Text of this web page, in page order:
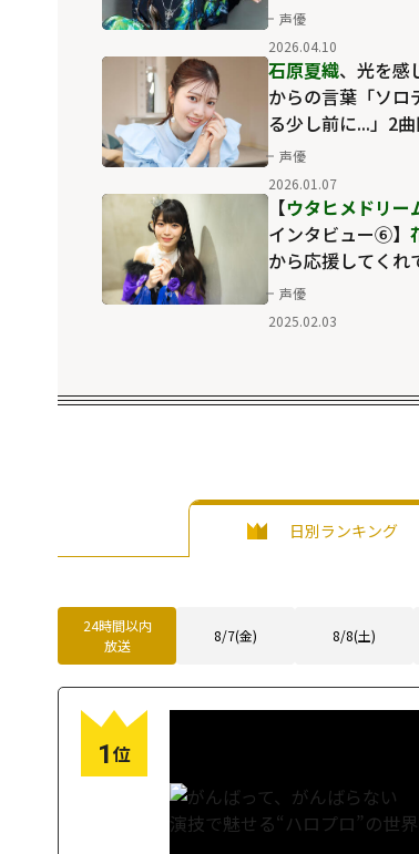
声優
2026.04.10
石原夏織、光を感
からの言葉「ソロ
る少し前に...」2
スインタビュー
声優
2026.01.07
【ウタヒメドリー
インタビュー⑥】
から応援してくれ
と一緒に大きくな
だということを証
声優
2025.02.03
日別ランキング
24時間以内
放送
8/7(金) 8/8(土)
1位